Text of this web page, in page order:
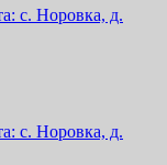
с. Норовка, д.
с. Норовка, д.